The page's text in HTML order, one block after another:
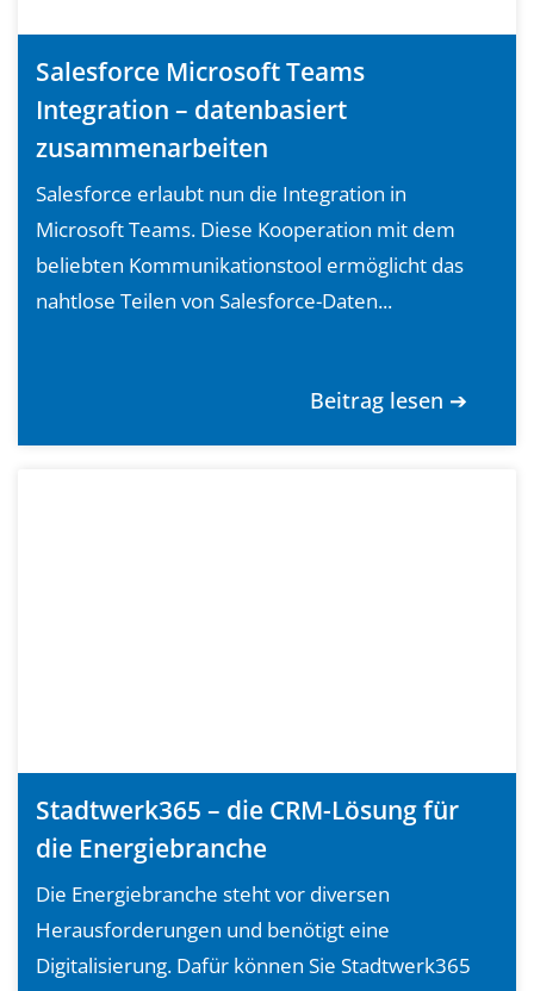
Salesforce Microsoft Teams
Integration – datenbasiert
zusammenarbeiten
Salesforce erlaubt nun die Integration in
Microsoft Teams. Diese Kooperation mit dem
beliebten Kommunikationstool ermöglicht das
nahtlose Teilen von Salesforce-Daten...
Beitrag lesen ➔
Stadtwerk365 – die CRM-Lösung für
die Energiebranche
Die Energiebranche steht vor diversen
Herausforderungen und benötigt eine
Digitalisierung. Dafür können Sie Stadtwerk365